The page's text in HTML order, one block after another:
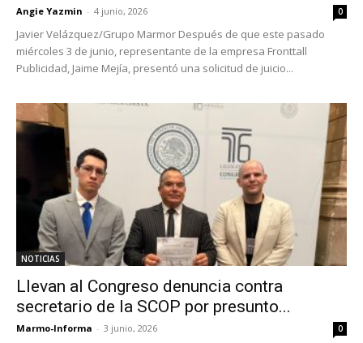
Angie Yazmin - 4 junio, 2026 0
Javier Velázquez/Grupo Marmor Después de que este pasado
miércoles 3 de junio, representante de la empresa Fronttall
Publicidad, Jaime Mejía, presentó una solicitud de juicio...
NOTICIAS
Llevan al Congreso denuncia contra
secretario de la SCOP por presunto...
Marmo-Informa - 3 junio, 2026 0